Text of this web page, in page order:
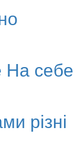
На себе
різні